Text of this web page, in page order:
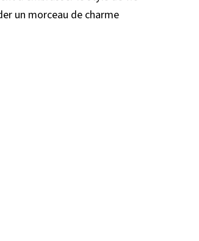
un morceau de charme